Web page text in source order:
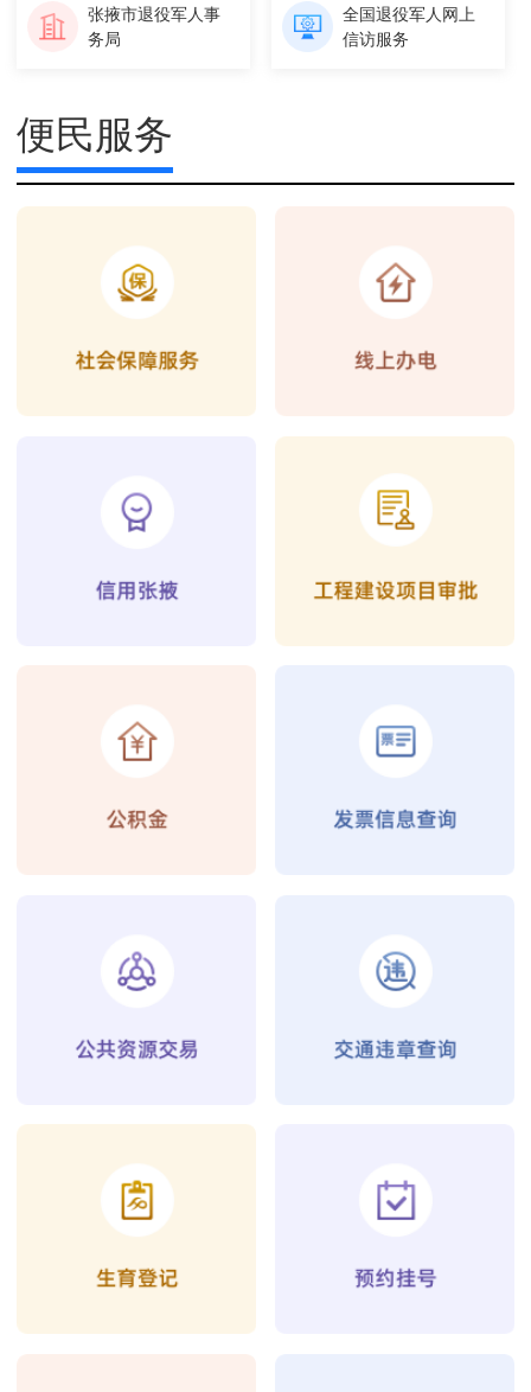
张掖市退役军人事
务局
全国退役军人网上
信访服务
便民服务